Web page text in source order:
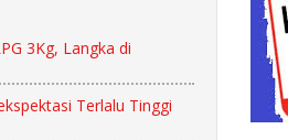
3Kg, Langka di
Terlalu Tinggi